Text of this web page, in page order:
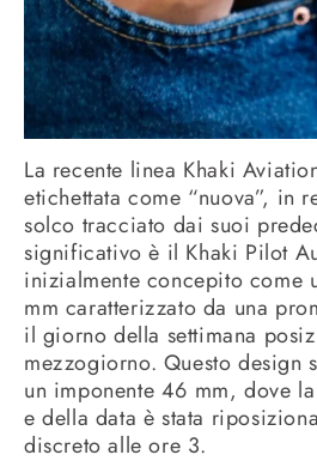
La recente linea Khaki
etichettata come “nuova”, in
solco tracciato dai suoi
significativo è il Khaki Pilot
inizialmente concepito come
mm caratterizzato da una
il giorno della settimana
mezzogiorno. Questo design
un imponente 46 mm, dove
e della data è stata
discreto alle ore 3.